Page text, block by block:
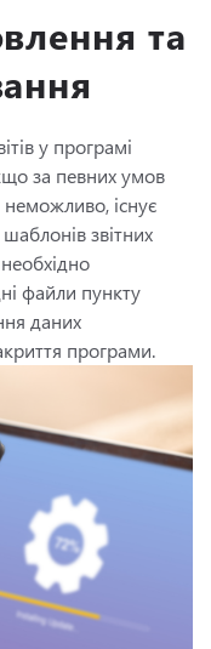
та
у програмі
за певних умов
існує
звітних
файли пункту
даних
програми.